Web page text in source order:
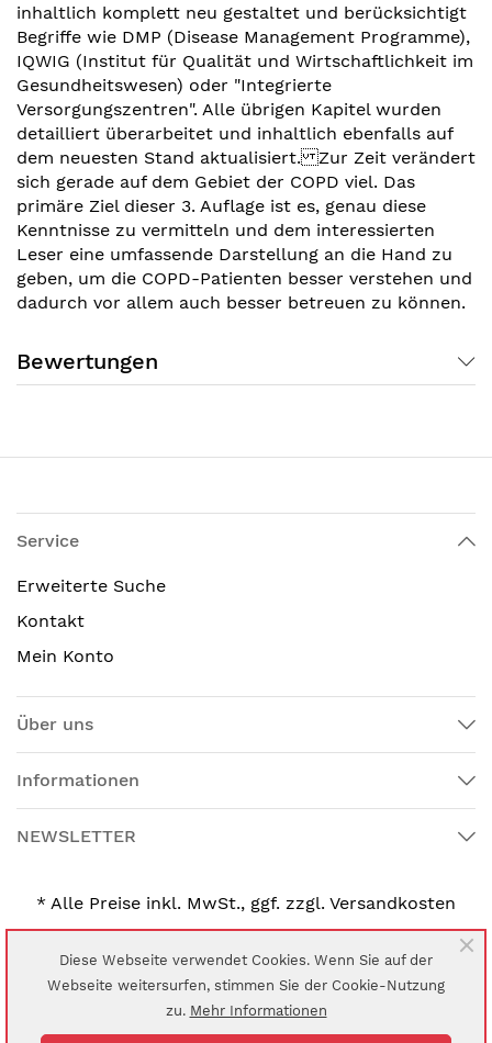
inhaltlich komplett neu gestaltet und berücksichtigt
Begriffe wie DMP (Disease Management Programme),
IQWIG (Institut für Qualität und Wirtschaftlichkeit im
Gesundheitswesen) oder "Integrierte
Versorgungszentren". Alle übrigen Kapitel wurden
detailliert überarbeitet und inhaltlich ebenfalls auf
dem neuesten Stand aktualisiert. Zur Zeit verändert
sich gerade auf dem Gebiet der COPD viel. Das
primäre Ziel dieser 3. Auflage ist es, genau diese
Kenntnisse zu vermitteln und dem interessierten
Leser eine umfassende Darstellung an die Hand zu
geben, um die COPD-Patienten besser verstehen und
dadurch vor allem auch besser betreuen zu können.
Bewertungen
Service
Erweiterte Suche
Kontakt
Mein Konto
Über uns
Informationen
NEWSLETTER
* Alle Preise inkl. MwSt., ggf. zzgl. Versandkosten
© 2024 UNI-MED Verlag Aktiengesellschaft
Diese Webseite verwendet Cookies. Wenn Sie auf der
Webseite weitersurfen, stimmen Sie der Cookie-Nutzung
zu. Mehr Informationen